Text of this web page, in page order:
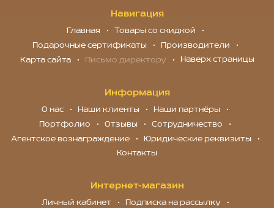
Навигация
Главная
Товары со скидкой
Подарочные сертификаты
Производители
Карта сайта
Письмо директору Наверх страницы
Информация
О нас Наши клиенты
Наши партнёры
Портфолио
Отзывы
Сотрудничество
Агентское вознаграждение
Юридические реквизиты
Контакты
Интернет-магазин
Личный кабинет
Подписка на рассылку